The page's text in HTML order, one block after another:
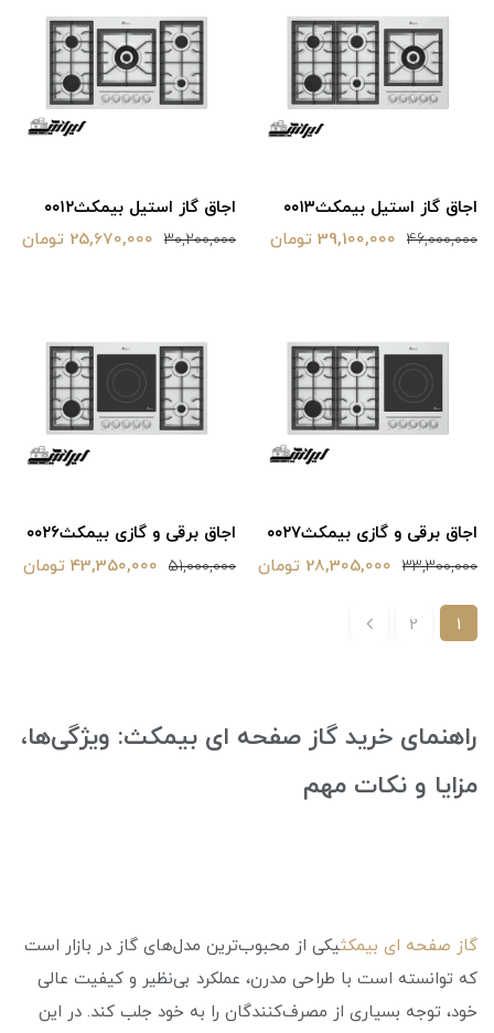
اجاق گاز استیل بیمکث۰۰۱۳
46,000,000 39,100,000 تومان
اجاق گاز استیل بیمکث‌۰۰۱۲
30,200,000 25,670,000 تومان
اجاق برقی و گازی بیمکث‌۰۰۲۷
33,300,000 28,305,000 تومان
اجاق برقی و گازی بیمکث۰۰۲۶
51,000,000 43,350,000 تومان
1
2
راهنمای خرید گاز صفحه ای بیمکث: ویژگی‌ها،
مزایا و نکات مهم
گاز صفحه ای بیمکثیکی از محبوب‌ترین مدل‌های گاز در بازار است
که توانسته است با طراحی مدرن، عملکرد بی‌نظیر و کیفیت عالی
خود، توجه بسیاری از مصرف‌کنندگان را به خود جلب کند. در این